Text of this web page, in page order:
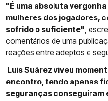
"É uma absoluta
mulheres dos jogadores,
sofrido o suficiente",
comentários de uma
reações entre adeptos e
Luis Suárez viveu
encontro, tendo apenas
seguranças conseguiram